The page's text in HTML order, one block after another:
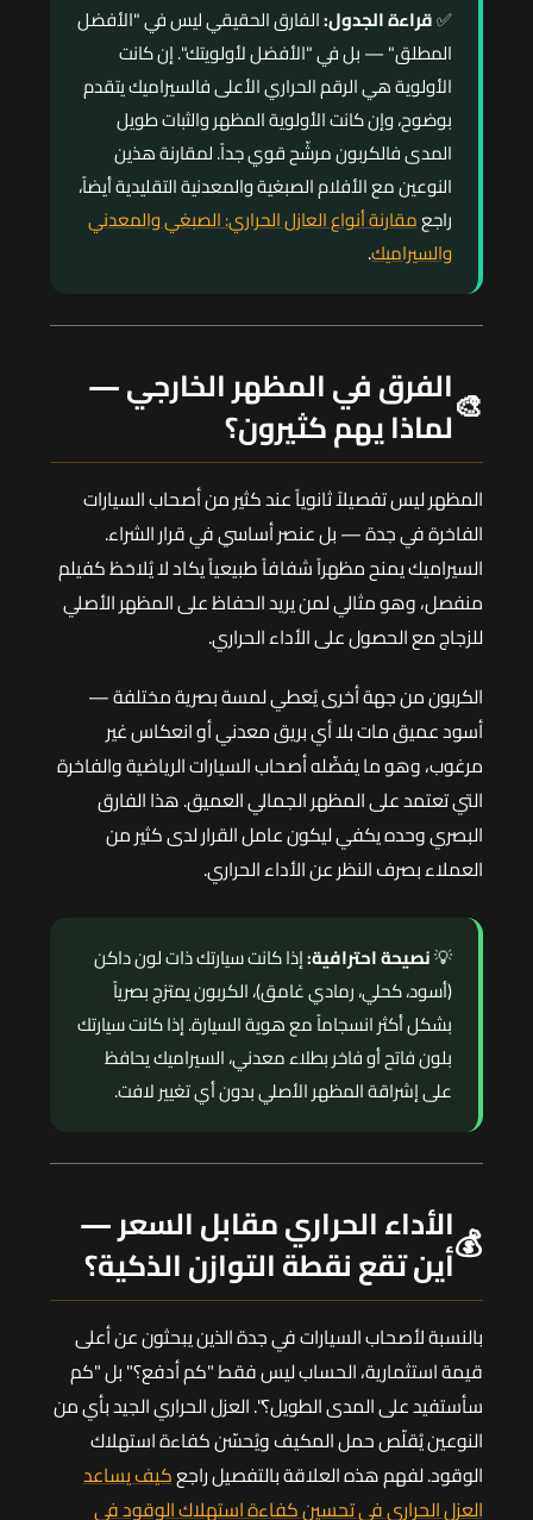
✅قراءة الجدول:الفارق الحقيقي ليس في "الأفضل
المطلق" — بل في "الأفضل لأولويتك". إن كانت
الأولوية هي الرقم الحراري الأعلى فالسيراميك يتقدم
بوضوح، وإن كانت الأولوية المظهر والثبات طويل
المدى فالكربون مرشّح قوي جداً. لمقارنة هذين
النوعين مع الأفلام الصبغية والمعدنية التقليدية أيضاً،
راجعمقارنة أنواع العازل الحراري: الصبغي والمعدني
والسيراميك.
🎨الفرق في المظهر الخارجي —
لماذا يهم كثيرون؟
المظهر ليس تفصيلاً ثانوياً عند كثير من أصحاب السيارات
الفاخرة في جدة — بل عنصر أساسي في قرار الشراء.
السيراميك يمنح مظهراً شفافاً طبيعياً يكاد لا يُلاحَظ كفيلم
منفصل، وهو مثالي لمن يريد الحفاظ على المظهر الأصلي
للزجاج مع الحصول على الأداء الحراري.
الكربون من جهة أخرى يُعطي لمسة بصرية مختلفة —
أسود عميق مات بلا أي بريق معدني أو انعكاس غير
مرغوب، وهو ما يفضّله أصحاب السيارات الرياضية والفاخرة
التي تعتمد على المظهر الجمالي العميق. هذا الفارق
البصري وحده يكفي ليكون عامل القرار لدى كثير من
العملاء بصرف النظر عن الأداء الحراري.
💡نصيحة احترافية:إذا كانت سيارتك ذات لون داكن
(أسود، كحلي، رمادي غامق)، الكربون يمتزج بصرياً
بشكل أكثر انسجاماً مع هوية السيارة. إذا كانت سيارتك
بلون فاتح أو فاخر بطلاء معدني، السيراميك يحافظ
على إشراقة المظهر الأصلي بدون أي تغيير لافت.
💰الأداء الحراري مقابل السعر —
أين تقع نقطة التوازن الذكية؟
بالنسبة لأصحاب السيارات في جدة الذين يبحثون عن أعلى
قيمة استثمارية، الحساب ليس فقط "كم أدفع؟" بل "كم
سأستفيد على المدى الطويل؟". العزل الحراري الجيد بأي من
النوعين يُقلّص حمل المكيف ويُحسّن كفاءة استهلاك
الوقود. لفهم هذه العلاقة بالتفصيل راجعكيف يساعد
العزل الحراري في تحسين كفاءة استهلاك الوقود في